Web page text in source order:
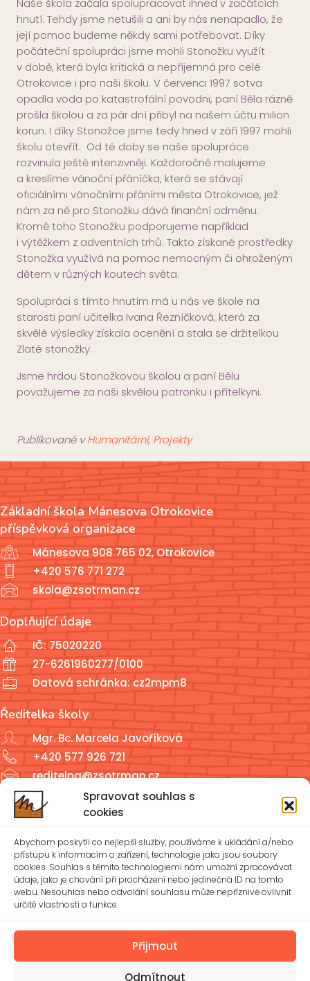
Spravovat souhlas s
cookies
Abychom poskytli co nejlepší služby, používáme k ukládání a/nebo
přístupu k informacím o zařízení, technologie jako jsou soubory
cookies. Souhlas s těmito technologiemi nám umožní zpracovávat
údaje, jako je chování při procházení nebo jedinečná ID na tomto
webu. Nesouhlas nebo odvolání souhlasu může nepříznivě ovlivnit
určité vlastnosti a funkce.
Přijmout
Odmítnout
hnutí. Tehdy jsme netušili a ani by nás nenapadlo, že
její pomoc budeme někdy sami potřebovat. Díky
počáteční spolupráci jsme mohli Stonožku využít
v době, která byla kritická a nepříjemná pro celé
Otrokovice i pro naši školu. V červenci 1997 sotva
opadla voda po katastrofální povodni, paní Běla rázně
prošla školou a za pár dní přibyl na našem účtu milion
korun. I díky Stonožce jsme tedy hned v září 1997 mohli
školu otevřít. Od té doby se naše spolupráce
rozvinula ještě intenzivněji. Každoročně malujeme
a kreslíme vánoční přáníčka, která se stávají
oficiálními vánočními přáními města Otrokovice, jež
nám za ně pro Stonožku dává finanční odměnu.
Kromě toho Stonožku podporujeme například
i výtěžkem z adventních trhů. Takto získané prostředky
Stonožka využívá na pomoc nemocným či ohroženým
dětem v různých koutech světa.
Spolupráci s tímto hnutím má u nás ve škole na
starosti paní učitelka Ivana Řezníčková, která za
skvělé výsledky získala ocenění a stala se držitelkou
Zlaté stonožky.
Jsme hrdou Stonožkovou školou a paní Bělu
považujeme za naši skvělou patronku i přítelkyni.
Publikované vHumanitární, Projekty
Základní škola Mánesova Otrokovice
příspěvková organizace
Mánesova 908 765 02, Otrokovice
+420 576 771 272
skola@zsotrman.cz
Doplňující údaje
IČ: 75020220
27-6261960277/0100
Datová schránka: cz2mpm8
Ředitelka školy
Mgr. Bc. Marcela Javoříková
+420 577 926 721
reditelna@zsotrman.cz
Školní jídelna a školní družina
ŠD: +420 577 926 720
reditelna@zsotrman.cz
Zásady cookies (EU)
Ochrana osobních údajů – GDPR